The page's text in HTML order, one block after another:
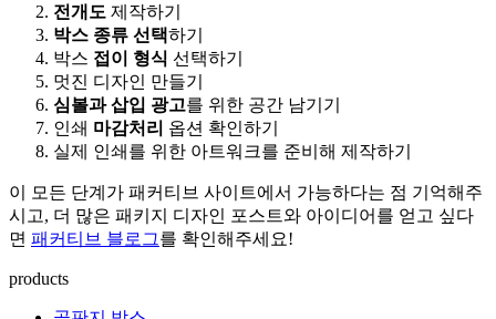
전개도 제작하기
박스 종류 선택하기
박스 접이 형식 선택하기
멋진 디자인 만들기
심볼과 삽입 광고를 위한 공간 남기기
인쇄 마감처리 옵션 확인하기
실제 인쇄를 위한 아트워크를 준비해 제작하기
이 모든 단계가 패커티브 사이트에서 가능하다는 점 기억해주
시고, 더 많은 패키지 디자인 포스트와 아이디어를 얻고 싶다
면 패커티브 블로그를 확인해주세요!
products